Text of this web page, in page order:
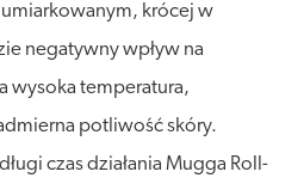
krócej w
negatywny wpływ na
wysoka temperatura,
potliwość skóry.
czas działania Mugga Roll-